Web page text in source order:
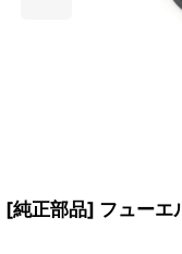
[純正部品] フューエ